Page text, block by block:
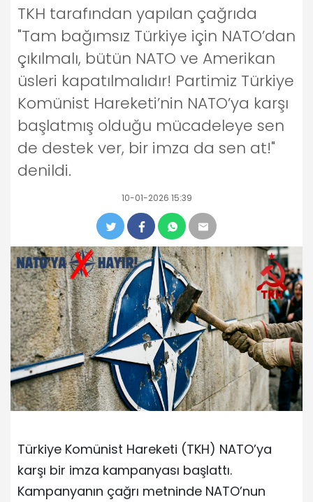
TKH tarafından yapılan çağrıda
"Tam bağımsız Türkiye için NATO’dan
çıkılmalı, bütün NATO ve Amerikan
üsleri kapatılmalıdır! Partimiz Türkiye
Komünist Hareketi’nin NATO’ya karşı
başlatmış olduğu mücadeleye sen
de destek ver, bir imza da sen at!"
denildi.
10-01-2026 15:39
Türkiye Komünist Hareketi (TKH) NATO’ya
karşı bir imza kampanyası başlattı.
Kampanyanın çağrı metninde NATO’nun